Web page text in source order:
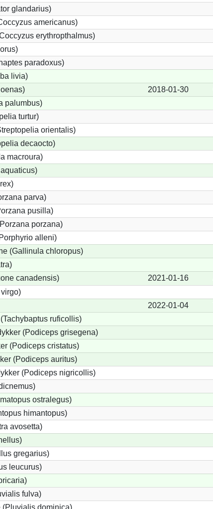
glandarius)
americanus)
erythropthalmus)
paradoxus)
livia)
2018-01-30
palumbus)
turtur)
orientalis)
decaocto)
macroura)
parva)
pusilla)
porzana)
alleni)
(Gallinula chloropus)
canadensis) 2021-01-16
2022-01-04
ruficollis)
(Podiceps grisegena)
(Podiceps cristatus)
(Podiceps auritus)
(Podiceps nigricollis)
ostralegus)
himantopus)
avosetta)
gregarius)
leucurus)
fulva)
dominica)